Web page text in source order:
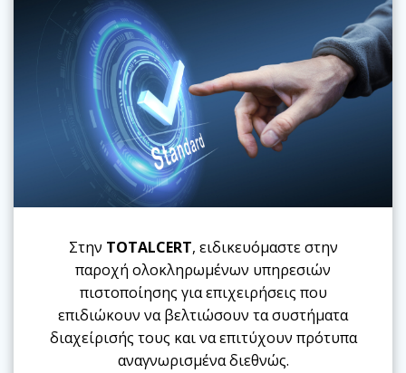
Στην TOTALCERT, ειδικευόμαστε στην
παροχή ολοκληρωμένων υπηρεσιών
πιστοποίησης για επιχειρήσεις που
επιδιώκουν να βελτιώσουν τα συστήματα
διαχείρισής τους και να επιτύχουν πρότυπα
αναγνωρισμένα διεθνώς.